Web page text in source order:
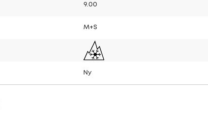
9.00
M+S
Ny